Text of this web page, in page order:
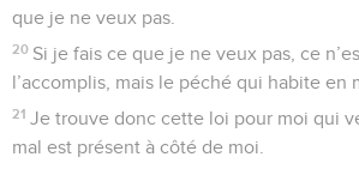
que je ne veux pas.
20 Si je fais ce que je ne veux pas, ce
l’accomplis, mais le péché qui habite en
21 Je trouve donc cette loi pour moi qui
mal est présent à côté de moi.